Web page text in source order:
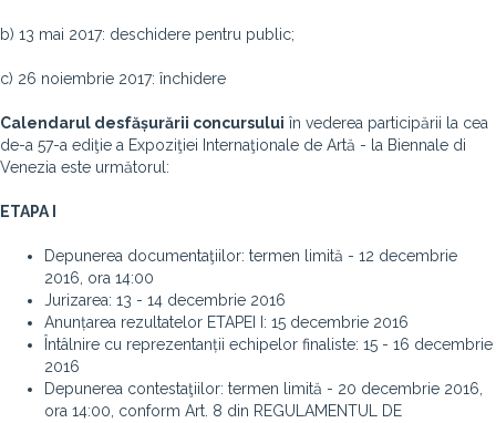
b) 13 mai 2017: deschidere pentru public;
c) 26 noiembrie 2017: închidere
Calendarul desfășurării concursului în vederea participării la cea
de-a 57-a ediţie a Expoziţiei Internaţionale de Artă - la Biennale di
Venezia este următorul:
ETAPA I
Depunerea documentaţiilor: termen limită - 12 decembrie
2016, ora 14:00
Jurizarea: 13 - 14 decembrie 2016
Anunțarea rezultatelor ETAPEI I: 15 decembrie 2016
Întâlnire cu reprezentanții echipelor finaliste: 15 - 16 decembrie
2016
Depunerea contestaţiilor: termen limită - 20 decembrie 2016,
ora 14:00, conform Art. 8 din REGULAMENTUL DE